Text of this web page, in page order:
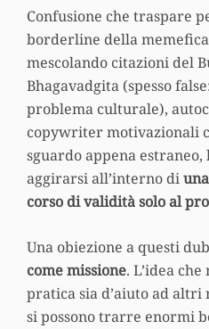
Confusione che traspare
borderline della
mescolando citazioni del
Bhagavadgita (spesso
problema culturale),
copywriter motivazionali
sguardo appena estraneo,
aggirarsi all’interno di
corso di validità solo al
Una obiezione a questi
come missione. L’idea
pratica sia d’aiuto ad altri
si possono trarre enormi